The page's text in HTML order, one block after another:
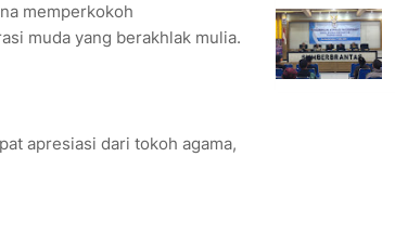
memperkokoh
muda yang berakhlak mulia.
apresiasi dari tokoh agama,